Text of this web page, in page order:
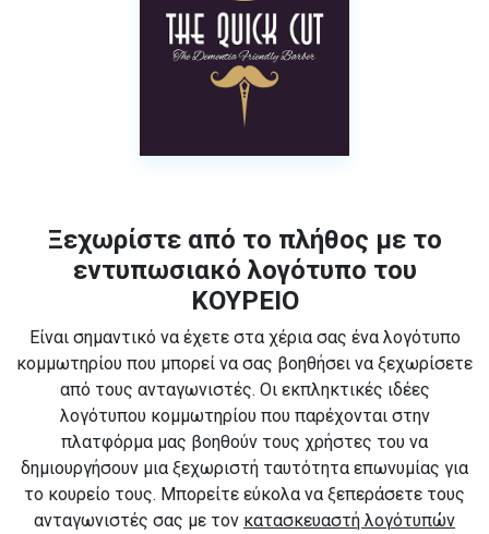
Ξεχωρίστε από το πλήθος με το
εντυπωσιακό λογότυπο του
ΚΟΥΡΕΙΟ
Είναι σημαντικό να έχετε στα χέρια σας ένα λογότυπο
κομμωτηρίου που μπορεί να σας βοηθήσει να ξεχωρίσετε
από τους ανταγωνιστές. Οι εκπληκτικές ιδέες
λογότυπου κομμωτηρίου που παρέχονται στην
πλατφόρμα μας βοηθούν τους χρήστες του να
δημιουργήσουν μια ξεχωριστή ταυτότητα επωνυμίας για
το κουρείο τους. Μπορείτε εύκολα να ξεπεράσετε τους
ανταγωνιστές σας με τον κατασκευαστή λογότυπών